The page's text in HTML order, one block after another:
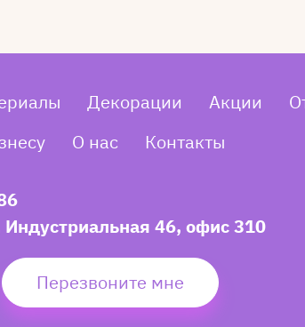
Декорации Акции
О нас Контакты
Перезвоните мне
46, офис 310